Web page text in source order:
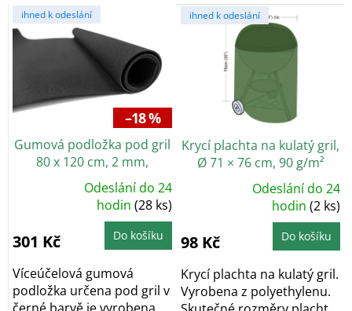
k
V
ý
r
d
ihned k odeslání
–18 %
Gumová podložka pod gril
80 x 120 cm, 2 mm,
víceúčelová
5,0
z
5
Odeslání do 24
hodin(28 ks)
301 Kč Do košíku
Víceúčelová gumová
podložka určena pod gril v
ihned k odeslání
Krycí plachta na kulatý gril,
Ø 71 × 76 cm, 90 g/m²
5,0
z
5
Odeslání do 24
hodin(2 ks)
98 Kč Do košíku
Krycí plachta na kulatý gril.
Vyrobena z polyethylenu.